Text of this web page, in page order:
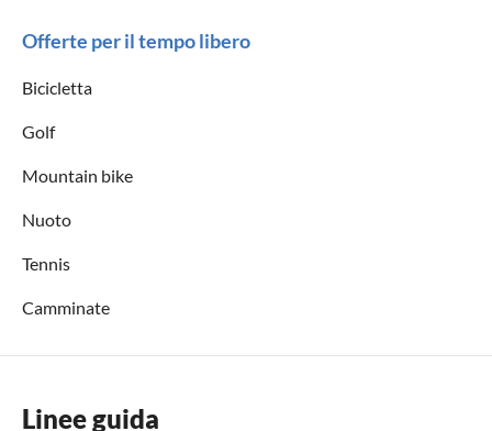
Offerte per il tempo libero
Bicicletta
Golf
Mountain bike
Nuoto
Tennis
Camminate
Linee guida